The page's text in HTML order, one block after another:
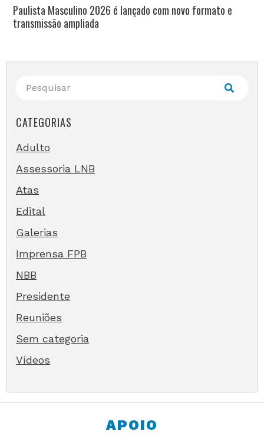
Paulista Masculino 2026 é lançado com novo formato e
transmissão ampliada
CATEGORIAS
Adulto
Assessoria LNB
Atas
Edital
Galerias
Imprensa FPB
NBB
Presidente
Reuniões
Sem categoria
Vídeos
APOIO